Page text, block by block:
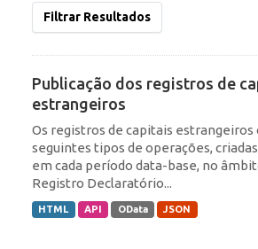
Filtrar Resultados
Publicação dos registros de
estrangeiros
Os registros de capitais
seguintes tipos de operações,
em cada período data-base, no
Registro Declaratório...
HTML API OData JSON